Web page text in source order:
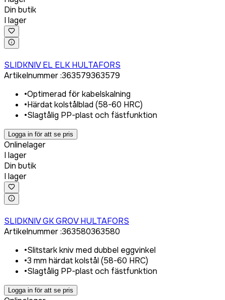
Din butik
I lager
SLIDKNIV EL ELK HULTAFORS
Artikelnummer:363579363579
•Optimerad för kabelskalning
•Härdat kolstålblad (58-60 HRC)
•Slagtålig PP-plast och fästfunktion
Logga in för att se pris
Onlinelager
I lager
Din butik
I lager
SLIDKNIV GK GROV HULTAFORS
Artikelnummer:363580363580
•Slitstark kniv med dubbel eggvinkel
•3 mm härdat kolstål (58-60 HRC)
•Slagtålig PP-plast och fästfunktion
Logga in för att se pris